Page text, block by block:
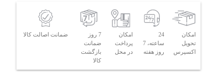
امکان
تحویل
اکسپرس
24
ساعته، 7
روز هفته
امکان
پرداخت
در محل
7 روز
ضمانت
بازگشت
کالا
ضمانت اصالت کالا